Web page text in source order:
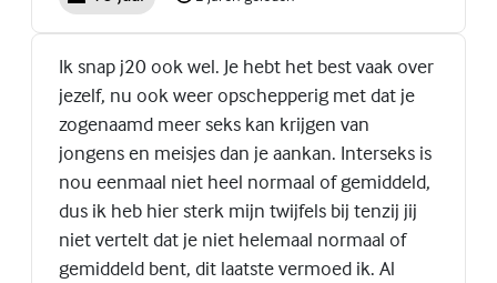
Ik snap j20 ook wel. Je hebt het best vaak over
jezelf, nu ook weer opschepperig met dat je
zogenaamd meer seks kan krijgen van
jongens en meisjes dan je aankan. Interseks is
nou eenmaal niet heel normaal of gemiddeld,
dus ik heb hier sterk mijn twijfels bij tenzij jij
niet vertelt dat je niet helemaal normaal of
gemiddeld bent, dit laatste vermoed ik. Al